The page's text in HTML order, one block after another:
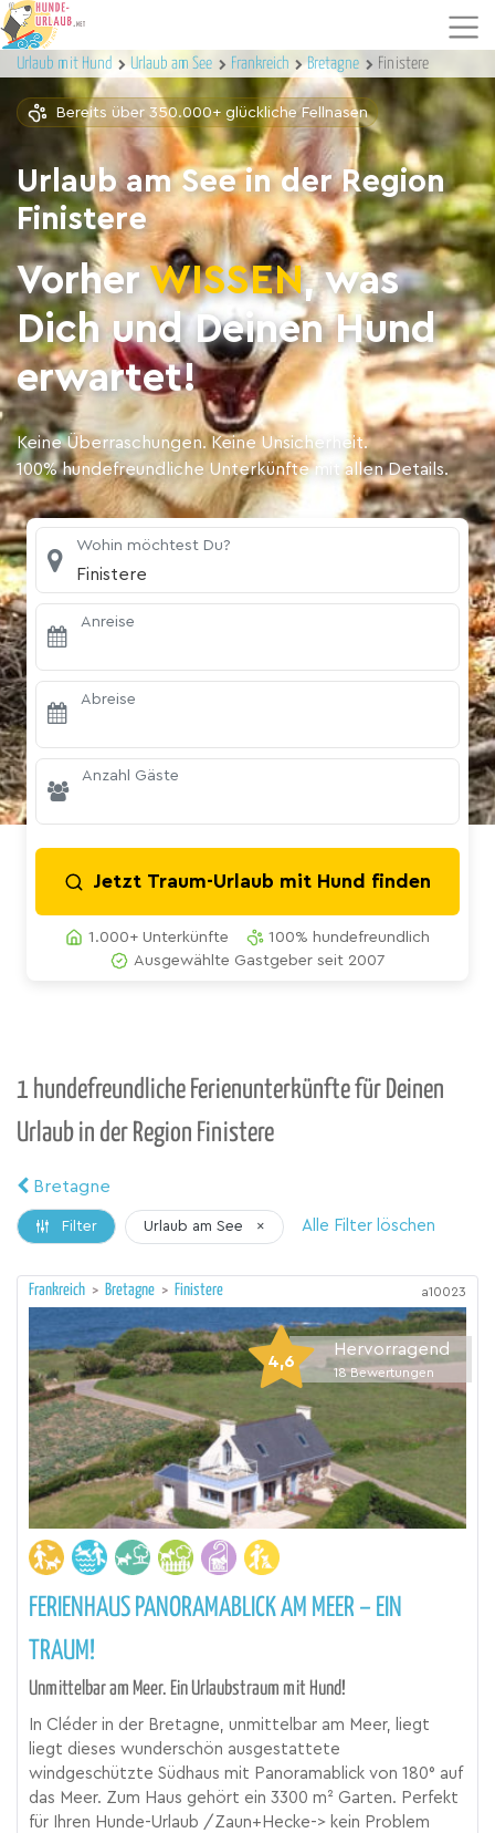
Urlaub mit Hund Urlaub am See Frankreich Bretagne Finistere
Bereits über 350.000+ glückliche Fellnasen
Urlaub am See in der Region
Finistere
VorherWISSEN, was
Dich und Deinen Hund
erwartet!
Keine Überraschungen. Keine Unsicherheit.
100% hundefreundliche Unterkünfte mit allen Details.
Wohin möchtest Du?
Finistere
Anreise
Abreise
Anzahl Gäste
Jetzt Traum-Urlaub mit Hund finden
1.000+ Unterkünfte
100% hundefreundlich
Ausgewählte Gastgeber seit 2007
1 hundefreundliche Ferienunterkünfte für Deinen
Urlaub in der Region Finistere
Bretagne
Filter Urlaub am See × Alle Filter löschen
Frankreich > Bretagne > Finistere a10023
4,6
Hervorragend
18 Bewertungen
FERIENHAUS PANORAMABLICK AM MEER – EIN
TRAUM!
Unmittelbar am Meer. Ein Urlaubstraum mit Hund!
In Cléder in der Bretagne, unmittelbar am Meer, liegt
liegt dieses wunderschön ausgestattete
windgeschützte Südhaus mit Panoramablick von 180° auf
das Meer. Zum Haus gehört ein 3300 m² Garten. Perfekt
für Ihren Hunde-Urlaub /Zaun+Hecke-> kein Problem